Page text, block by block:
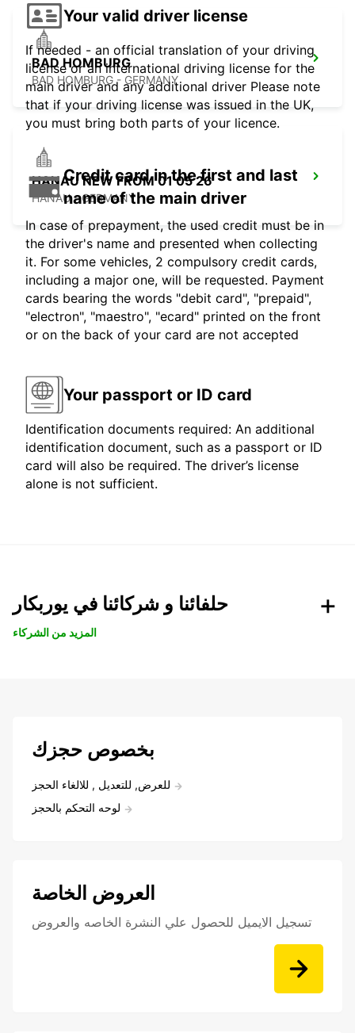
BAD HOMBURG
BAD HOMBURG - GERMANY
HANAU NEW FROM 01 05 26
HANAU - GERMANY
Your valid driver license
If needed - an official translation of your driving
license or an international driving license for the
main driver and any additional driver Please note
that if your driving license was issued in the UK,
you must bring both parts of your licence.
Credit card in the first and last
name of the main driver
In case of prepayment, the used credit must be in
the driver's name and presented when collecting
it. For some vehicles, 2 compulsory credit cards,
including a major one, will be requested. Payment
cards bearing the words "debit card", "prepaid",
"electron", "maestro", "ecard" printed on the front
or on the back of your card are not accepted
Your passport or ID card
Identification documents required: An additional
identification document, such as a passport or ID
card will also be required. The driver’s license
alone is not sufficient.
حلفائنا و شركائنا في يوربكار
المزيد من الشركاء
بخصوص حجزك
للعرض, للتعديل , للالغاء الحجز
لوحه التحكم بالحجز
العروض الخاصة
تسجيل الايميل للحصول علي النشرة الخاصه والعروض